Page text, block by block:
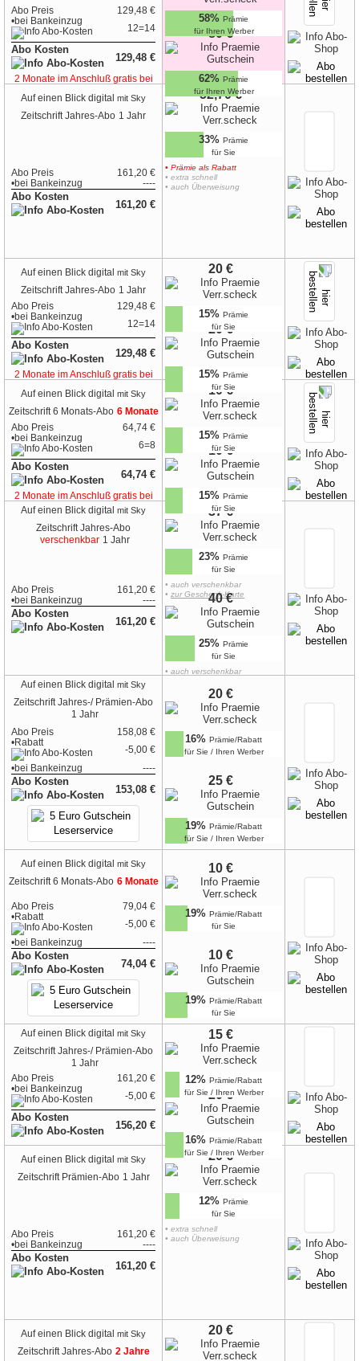
Abo Preis
129,48 €
•bei Bankeinzug
12=14
Abo Kosten
129,48 €
2 Monate im Anschluß gratis bei
58% Prämie
für Ihren Werber
80 €
62% Prämie
für Ihren Werber
Auf einen Blick digital mit Sky
Zeitschrift Jahres-Abo 1 Jahr
Abo Preis
161,20 €
•bei Bankeinzug ----
Abo Kosten
161,20 €
52,70 €
33% Prämie
für Sie
• Prämie als Rabatt
• extra schnell
• auch Überweisung
Auf einen Blick digital mit Sky
Zeitschrift Jahres-Abo 1 Jahr
Abo Preis
129,48 €
•bei Bankeinzug
12=14
Abo Kosten
129,48 €
2 Monate im Anschluß gratis bei
20 €
15% Prämie
für Sie
20 €
15% Prämie
für Sie
Auf einen Blick digital mit Sky
Zeitschrift 6 Monats-Abo 6 Monate
Abo Preis
64,74 €
•bei Bankeinzug
6=8
Abo Kosten
64,74 €
2 Monate im Anschluß gratis bei
Bankeinzug
10 €
15% Prämie
für Sie
10 €
15% Prämie
für Sie
Auf einen Blick digital mit Sky
Zeitschrift Jahres-Abo
verschenkbar 1 Jahr
Abo Preis
161,20 €
•bei Bankeinzug ----
Abo Kosten
161,20 €
37 €
23% Prämie
für Sie
• auch verschenkbar
•zur Geschenk-Karte
40 €
25% Prämie
für Sie
• auch verschenkbar
Auf einen Blick digital mit Sky
Zeitschrift Jahres-/ Prämien-Abo
1 Jahr
Abo Preis
158,08 €
•Rabatt
-5,00 €
•bei Bankeinzug ----
Abo Kosten
153,08 €
20 €
16% Prämie/Rabatt
für Sie / Ihren Werber
25 €
19% Prämie/Rabatt
für Sie / Ihren Werber
Auf einen Blick digital mit Sky
Zeitschrift 6 Monats-Abo 6 Monate
Abo Preis
79,04 €
•Rabatt
-5,00 €
•bei Bankeinzug ----
Abo Kosten
74,04 €
10 €
19% Prämie/Rabatt
für Sie
10 €
19% Prämie/Rabatt
für Sie
Auf einen Blick digital mit Sky
Zeitschrift Jahres-/ Prämien-Abo
1 Jahr
Abo Preis
161,20 €
•bei Bankeinzug
-5,00 €
Abo Kosten
156,20 €
15 €
12% Prämie/Rabatt
für Sie / Ihren Werber
20 €
16% Prämie/Rabatt
für Sie / Ihren Werber
Auf einen Blick digital mit Sky
Zeitschrift Prämien-Abo 1 Jahr
Abo Preis
161,20 €
•bei Bankeinzug ----
Abo Kosten
161,20 €
20 €
12% Prämie
für Sie
• extra schnell
• auch Überweisung
Auf einen Blick digital mit Sky
Zeitschrift Jahres-Abo 2 Jahre
20 €